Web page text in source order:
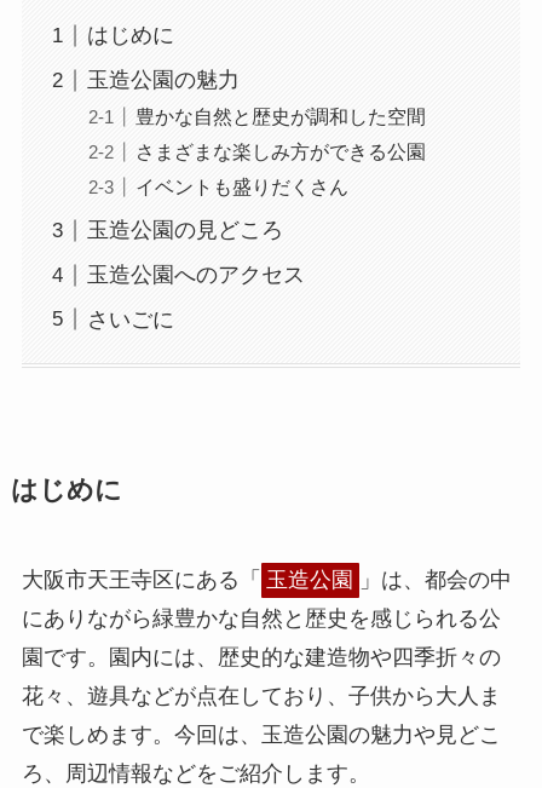
はじめに
玉造公園の魅力
豊かな自然と歴史が調和した空間
さまざまな楽しみ方ができる公園
イベントも盛りだくさん
玉造公園の見どころ
玉造公園へのアクセス
さいごに
はじめに
大阪市天王寺区にある「 玉造公園
」は、都会の中
にありながら緑豊かな自然と歴史を感じられる公
園です。園内には、歴史的な建造物や四季折々の
花々、遊具などが点在しており、子供から大人ま
で楽しめます。今回は、玉造公園の魅力や見どこ
ろ、周辺情報などをご紹介します。